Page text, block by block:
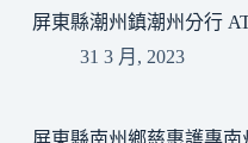
屏東縣潮州鎮潮州分行
31 3 月, 2023
屏東縣南州鄉慈惠護專